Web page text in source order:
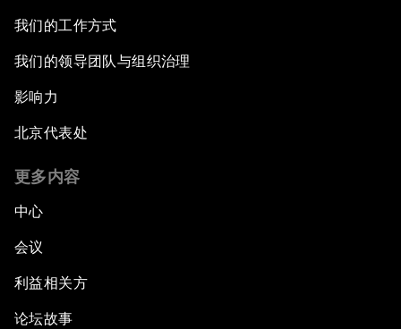
我们的工作方式
我们的领导团队与组织治理
影响力
北京代表处
更多内容
中心
会议
利益相关方
论坛故事